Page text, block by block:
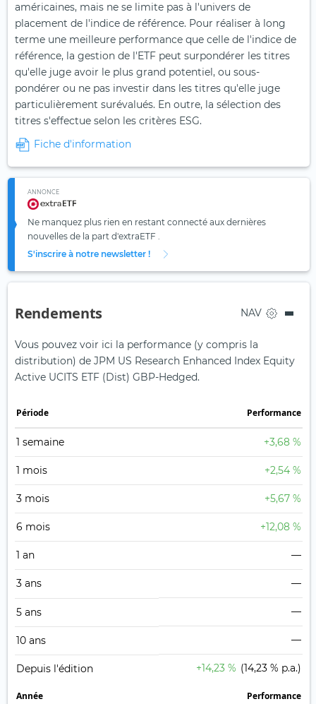
américaines, mais ne se limite pas à l'univers de
placement de l'indice de référence. Pour réaliser à long
terme une meilleure performance que celle de l'indice de
référence, la gestion de l'ETF peut surpondérer les titres
qu'elle juge avoir le plus grand potentiel, ou sous-
pondérer ou ne pas investir dans les titres qu'elle juge
particulièrement surévalués. En outre, la sélection des
titres s'effectue selon les critères ESG.
Fiche d'information
ANNONCE
Ne manquez plus rien en restant connecté aux dernières
nouvelles de la part d'extraETF .
S'inscrire à notre newsletter !
Rendements NAV
Vous pouvez voir ici la performance (y compris la
distribution) de JPM US Research Enhanced Index Equity
Active UCITS ETF (Dist) GBP-Hedged.
Période Performance
1 semaine +3,68 %
1 mois +2,54 %
3 mois +5,67 %
6 mois +12,08 %
1 an —
3 ans —
5 ans —
10 ans —
Depuis l'édition +14,23 % (14,23 % p.a.)
Année Performance